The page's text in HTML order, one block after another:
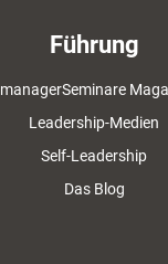
Führung
managerSeminare
Leadership-Medien
Self-Leadership
Das Blog